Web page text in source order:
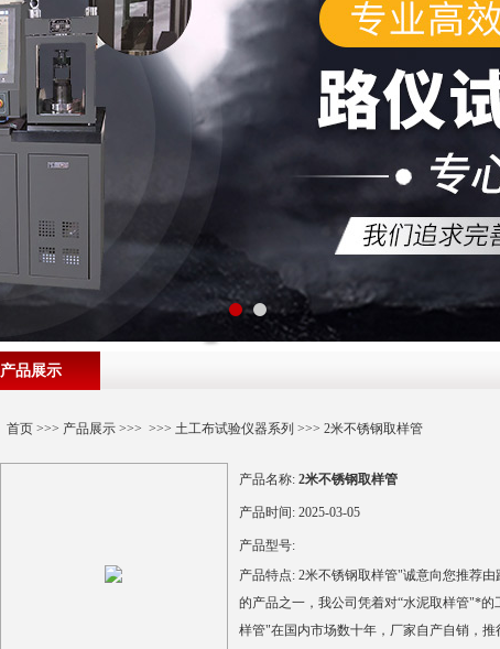
产品展示
首页>>> 产品展示>>> >>> 土工布试验仪器系列 >>> 2米不锈钢取样管
产品名称: 2米不锈钢取样管
产品时间: 2025-03-05
产品型号:
产品特点: 2米不锈钢取样管"诚意向您推荐
的产品之一，我公司凭着对“水泥取样管"*
样管"在国内市场数十年，厂家自产自销，